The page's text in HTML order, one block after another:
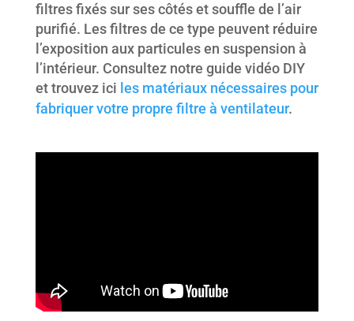
filtres fixés sur ses côtés et souffle de l’air
purifié. Les filtres de ce type peuvent réduire
l’exposition aux particules en suspension à
l’intérieur. Consultez notre guide vidéo DIY
et trouvez ici les matériaux nécessaires pour
fabriquer votre propre filtre à ventilateur.